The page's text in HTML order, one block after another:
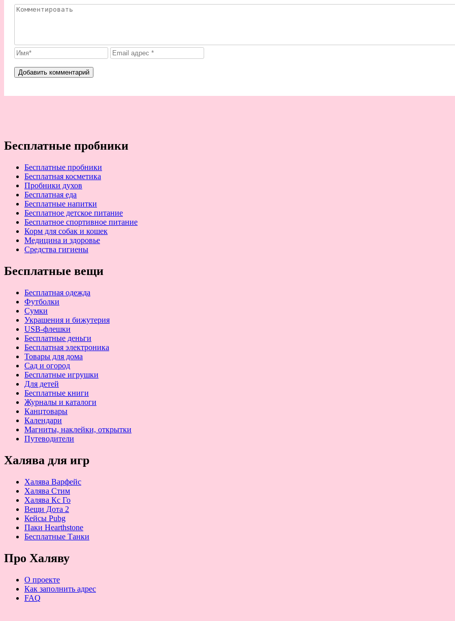
Бесплатные пробники
Бесплатные пробники
Бесплатная косметика
Пробники духов
Бесплатная еда
Бесплатные напитки
Бесплатное детское питание
Бесплатное спортивное питание
Корм для собак и кошек
Медицина и здоровье
Средства гигиены
Бесплатные вещи
Бесплатная одежда
Футболки
Сумки
Украшения и бижутерия
USB-флешки
Бесплатные деньги
Бесплатная электроника
Товары для дома
Сад и огород
Бесплатные игрушки
Для детей
Бесплатные книги
Журналы и каталоги
Канцтовары
Календари
Магниты, наклейки, открытки
Путеводители
Халява для игр
Халява Варфейс
Халява Стим
Халява Кс Го
Вещи Дота 2
Кейсы Pubg
Паки Hearthstone
Бесплатные Танки
Про Халяву
О проекте
Как заполнить адрес
FAQ